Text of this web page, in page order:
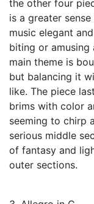
the other four
is a greater
music elegant
biting or amusing
main theme is
but balancing it
like. The piece
brims with color
seeming to chirp
serious middle
of fantasy and
outer sections.